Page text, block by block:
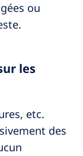
ou
les
etc.
des